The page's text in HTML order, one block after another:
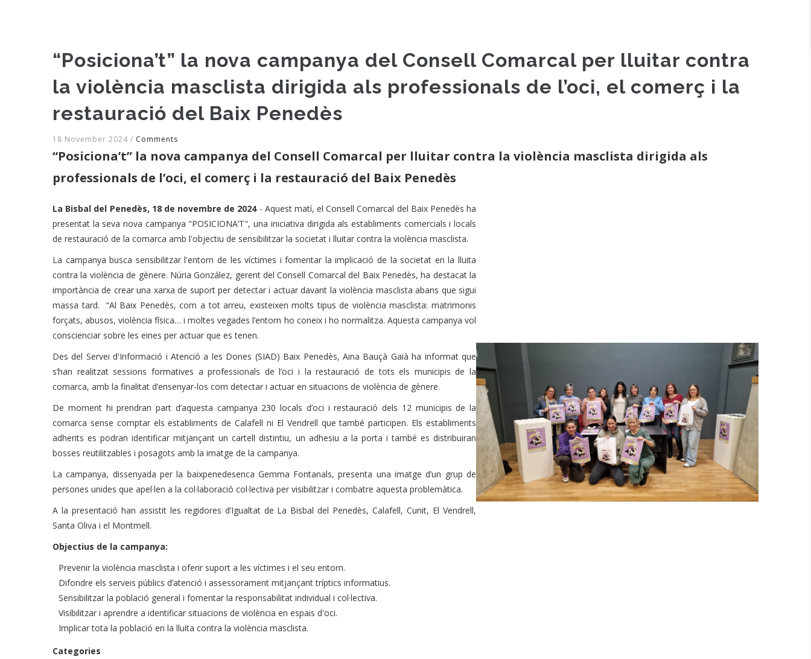
“Posiciona’t” la nova campanya del Consell Comarcal per lluitar contra
la violència masclista dirigida als professionals de l’oci, el comerç i la
restauració del Baix Penedès
18 November 2024 / Comments
“Posiciona’t” la nova campanya del Consell Comarcal per lluitar contra la violència masclista dirigida als
professionals de l’oci, el comerç i la restauració del Baix Penedès
La Bisbal del Penedès, 18 de novembre de 2024- Aquest matí, el Consell Comarcal del Baix Penedès ha
presentat la seva nova campanya "POSICIONA’T", una iniciativa dirigida als establiments comercials i locals
de restauració de la comarca amb l'objectiu de sensibilitzar la societat i lluitar contra la violència masclista.
La campanya busca sensibilitzar l'entorn de les víctimes i fomentar la implicació de la societat en la lluita
contra la violència de gènere. Núria González, gerent del Consell Comarcal del Baix Penedès, ha destacat la
importància de crear una xarxa de suport per detectar i actuar davant la violència masclista abans que sigui
massa tard. “Al Baix Penedès, com a tot arreu, existeixen molts tipus de violència masclista: matrimonis
forçats, abusos, violència física… i moltes vegades l’entorn ho coneix i ho normalitza. Aquesta campanya vol
conscienciar sobre les eines per actuar que es tenen.
Des del Servei d'Informació i Atenció a les Dones (SIAD) Baix Penedès, Aina Bauçà Gaià ha informat que
s’han realitzat sessions formatives a professionals de l’oci i la restauració de tots els municipis de la
comarca, amb la finalitat d’ensenyar-los com detectar i actuar en situacions de violència de gènere.
De moment hi prendran part d’aquesta campanya 230 locals d’oci i restauració dels 12 municipis de la
comarca sense comptar els establiments de Calafell ni El Vendrell que també participen. Els establiments
adherits es podran identificar mitjançant un cartell distintiu, un adhesiu a la porta i també es distribuiran
bosses reutilitzables i posagots amb la imatge de la campanya.
La campanya, dissenyada per la baixpenedesenca Gemma Fontanals, presenta una imatge d’un grup de
persones unides que apel·len a la col·laboració col·lectiva per visibilitzar i combatre aquesta problemàtica.
A la presentació han assistit les regidores d’Igualtat de La Bisbal del Penedès, Calafell, Cunit, El Vendrell,
Santa Oliva i el Montmell.
Objectius de la campanya:
Prevenir la violència masclista i oferir suport a les víctimes i el seu entorn.
Difondre els serveis públics d’atenció i assessorament mitjançant tríptics informatius.
Sensibilitzar la població general i fomentar la responsabilitat individual i col·lectiva.
Visibilitzar i aprendre a identificar situacions de violència en espais d'oci.
Implicar tota la població en la lluita contra la violència masclista.
Categories